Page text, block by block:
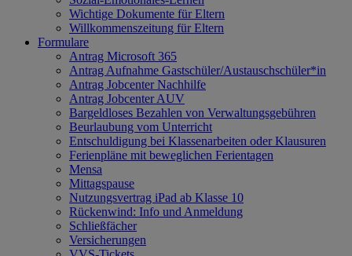
Wichtige Dokumente für Eltern
Willkommenszeitung für Eltern
Formulare
Antrag Microsoft 365
Antrag Aufnahme Gastschüler/Austauschschüler*in
Antrag Jobcenter Nachhilfe
Antrag Jobcenter AUV
Bargeldloses Bezahlen von Verwaltungsgebühren
Beurlaubung vom Unterricht
Entschuldigung bei Klassenarbeiten oder Klausuren
Ferienpläne mit beweglichen Ferientagen
Mensa
Mittagspause
Nutzungsvertrag iPad ab Klasse 10
Rückenwind: Info und Anmeldung
Schließfächer
Versicherungen